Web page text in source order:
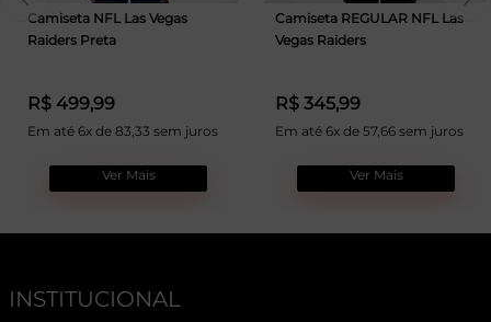
Camiseta NFL Las Vegas
Raiders Preta
R$ 499,99
Em até 6x de 83,33 sem juros
Ver Mais
Camiseta REGULAR NFL Las
Vegas Raiders
R$ 345,99
Em até 6x de 57,66 sem juros
Ver Mais
INSTITUCIONAL